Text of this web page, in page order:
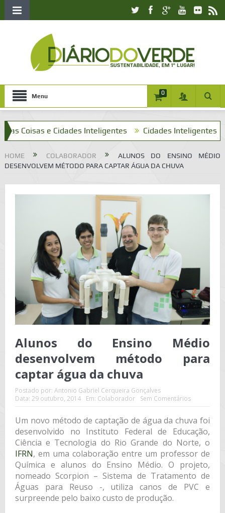
Menu 0
e Cidades Inteligentes Cidades Inteligentes e o que
HOME COLABORADOR
ALUNOS DO ENSINO MÉDIO
DESENVOLVEM MÉTODO PARA CAPTAR ÁGUA DA CHUVA
Alunos do Ensino Médio
desenvolvem método para
captar água da chuva
Postado por: Antonio Gabriel Cerqueira Gonçalves
Data: 29 outubro, 2014 Em: Colaborador Sem Comentários
Um novo método de captação de água da chuva foi
desenvolvido no Instituto Federal de Educação,
Ciência e Tecnologia do Rio Grande do Norte, o
IFRN, em uma colaboração entre um professor de
Química e alunos do Ensino Médio. O projeto,
nomeado Scorpion – Sistema de Tratamento de
Águas para Reuso -, utiliza canos de PVC e
surpreende pelo baixo custo de produção.